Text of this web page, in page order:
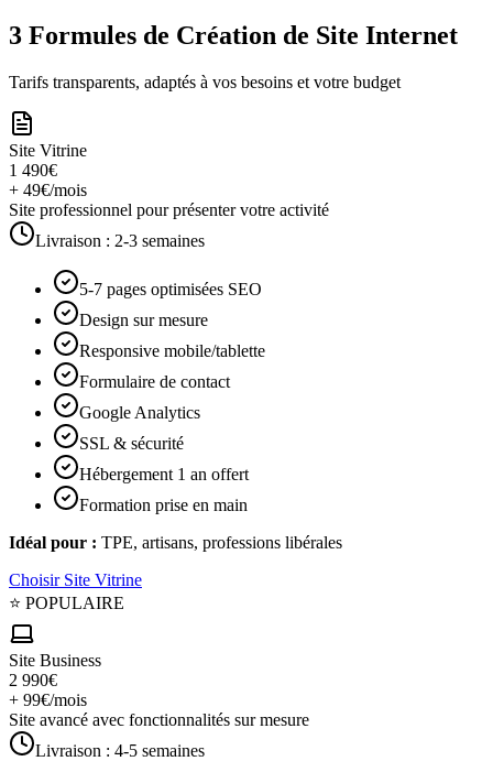
3 Formules de Création de Site Internet
Tarifs transparents, adaptés à vos besoins et votre budget
Site Vitrine
1 490€
+ 49€/mois
Site professionnel pour présenter votre activité
Livraison : 2-3 semaines
5-7 pages optimisées SEO
Design sur mesure
Responsive mobile/tablette
Formulaire de contact
Google Analytics
SSL & sécurité
Hébergement 1 an offert
Formation prise en main
Idéal pour : TPE, artisans, professions libérales
Choisir Site Vitrine
⭐ POPULAIRE
Site Business
2 990€
+ 99€/mois
Site avancé avec fonctionnalités sur mesure
Livraison : 4-5 semaines